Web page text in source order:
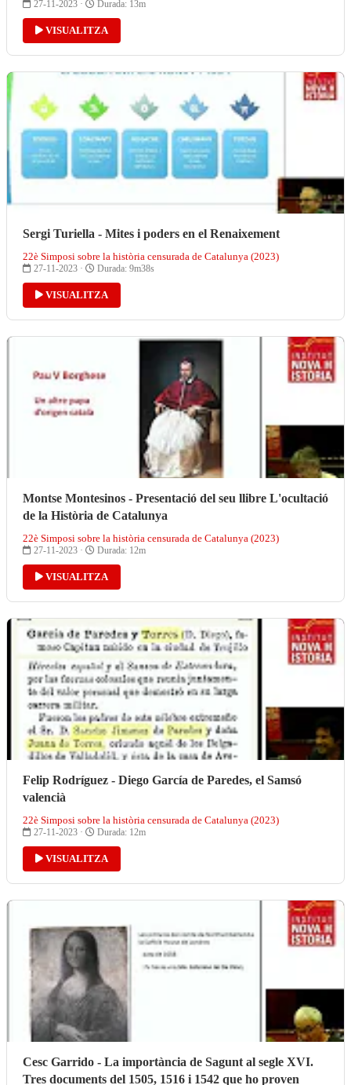
27-11-2023 · Durada: 13m
VISUALITZA
Sergi Turiella - Mites i poders en el Renaixement
22è Simposi sobre la història censurada de Catalunya (2023)
27-11-2023 · Durada: 9m38s
VISUALITZA
Montse Montesinos - Presentació del seu llibre L'ocultació
de la Història de Catalunya
22è Simposi sobre la història censurada de Catalunya (2023)
27-11-2023 · Durada: 12m
VISUALITZA
Felip Rodríguez - Diego García de Paredes, el Samsó
valencià
22è Simposi sobre la història censurada de Catalunya (2023)
27-11-2023 · Durada: 12m
VISUALITZA
Cesc Garrido - La importància de Sagunt al segle XVI.
Tres documents del 1505, 1516 i 1542 que ho proven